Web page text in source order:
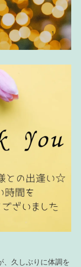
、久しぶりに体調を